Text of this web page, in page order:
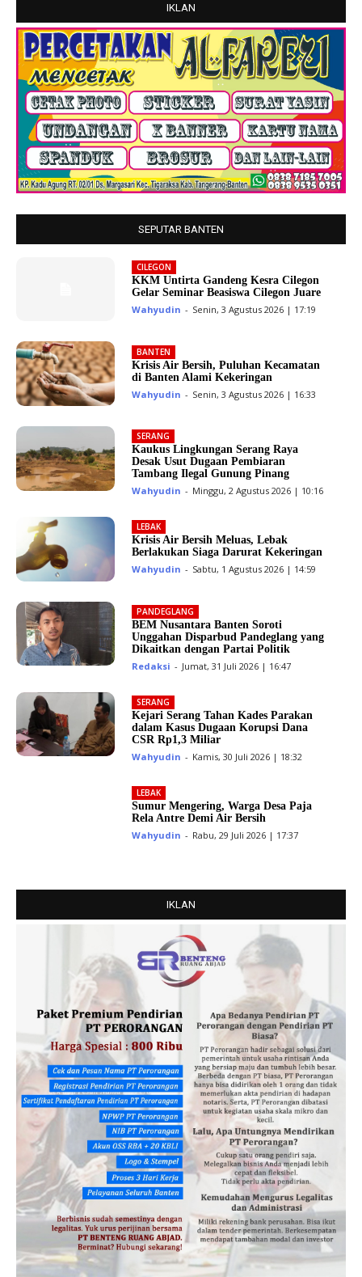
IKLAN
SEPUTAR BANTEN
CILEGON
KKM Untirta Gandeng Kesra Cilegon
Gelar Seminar Beasiswa Cilegon Juare
Wahyudin - Senin, 3 Agustus 2026 | 17:19
BANTEN
Krisis Air Bersih, Puluhan Kecamatan
di Banten Alami Kekeringan
Wahyudin - Senin, 3 Agustus 2026 | 16:33
SERANG
Kaukus Lingkungan Serang Raya
Desak Usut Dugaan Pembiaran
Tambang Ilegal Gunung Pinang
Wahyudin - Minggu, 2 Agustus 2026 | 10:16
LEBAK
Krisis Air Bersih Meluas, Lebak
Berlakukan Siaga Darurat Kekeringan
Wahyudin - Sabtu, 1 Agustus 2026 | 14:59
PANDEGLANG
BEM Nusantara Banten Soroti
Unggahan Disparbud Pandeglang yang
Dikaitkan dengan Partai Politik
Redaksi - Jumat, 31 Juli 2026 | 16:47
SERANG
Kejari Serang Tahan Kades Parakan
dalam Kasus Dugaan Korupsi Dana
CSR Rp1,3 Miliar
Wahyudin - Kamis, 30 Juli 2026 | 18:32
LEBAK
Sumur Mengering, Warga Desa Paja
Rela Antre Demi Air Bersih
Wahyudin - Rabu, 29 Juli 2026 | 17:37
IKLAN